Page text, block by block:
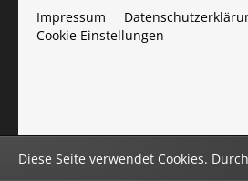
Impressum
Cookie Einstellungen
Diese Seite verwendet Cookies.